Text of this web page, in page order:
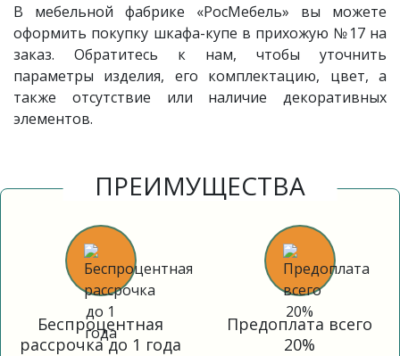
В мебельной фабрике «РосМебель» вы можете
оформить покупку шкафа-купе в прихожую №17 на
заказ. Обратитесь к нам, чтобы уточнить
параметры изделия, его комплектацию, цвет, а
также отсутствие или наличие декоративных
элементов.
ПРЕИМУЩЕСТВА
Беспроцентная
рассрочка до 1 года
Предоплата всего
20%